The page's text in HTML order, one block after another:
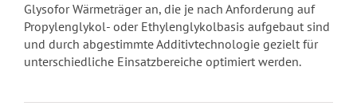
Glysofor Wärmeträger an, die je nach Anforderung auf
Propylenglykol- oder Ethylenglykolbasis aufgebaut sind
und durch abgestimmte Additivtechnologie gezielt für
unterschiedliche Einsatzbereiche optimiert werden.